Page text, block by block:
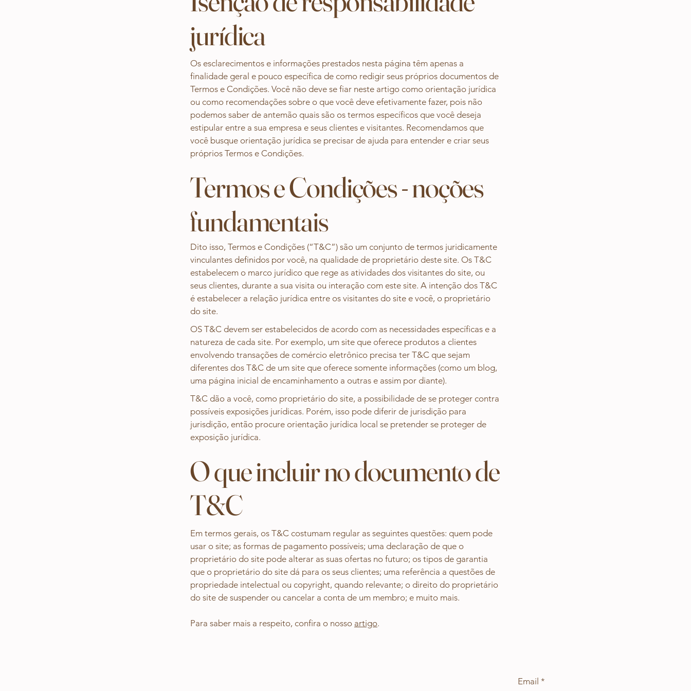
jurídica
Os esclarecimentos e informações prestados nesta página têm apenas a
finalidade geral e pouco específica de como redigir seus próprios documentos de
Termos e Condições. Você não deve se fiar neste artigo como orientação jurídica
ou como recomendações sobre o que você deve efetivamente fazer, pois não
podemos saber de antemão quais são os termos específicos que você deseja
estipular entre a sua empresa e seus clientes e visitantes. Recomendamos que
você busque orientação jurídica se precisar de ajuda para entender e criar seus
próprios Termos e Condições.
Termos e Condições - noções
fundamentais
Dito isso, Termos e Condições (“T&C”) são um conjunto de termos juridicamente
vinculantes definidos por você, na qualidade de proprietário deste site. Os T&C
estabelecem o marco jurídico que rege as atividades dos visitantes do site, ou
seus clientes, durante a sua visita ou interação com este site. A intenção dos T&C
é estabelecer a relação jurídica entre os visitantes do site e você, o proprietário
do site.
OS T&C devem ser estabelecidos de acordo com as necessidades específicas e a
natureza de cada site. Por exemplo, um site que oferece produtos a clientes
envolvendo transações de comércio eletrônico precisa ter T&C que sejam
diferentes dos T&C de um site que oferece somente informações (como um blog,
uma página inicial de encaminhamento a outras e assim por diante).
T&C dão a você, como proprietário do site, a possibilidade de se proteger contra
possíveis exposições jurídicas. Porém, isso pode diferir de jurisdição para
jurisdição, então procure orientação jurídica local se pretender se proteger de
exposição jurídica.
O que incluir no documento de
T&C
Em termos gerais, os T&C costumam regular as seguintes questões: quem pode
usar o site; as formas de pagamento possíveis; uma declaração de que o
proprietário do site pode alterar as suas ofertas no futuro; os tipos de garantia
que o proprietário do site dá para os seus clientes; uma referência a questões de
propriedade intelectual ou copyright, quando relevante; o direito do proprietário
do site de suspender ou cancelar a conta de um membro; e muito mais.
Para saber mais a respeito, confira o nosso artigo.
Email *